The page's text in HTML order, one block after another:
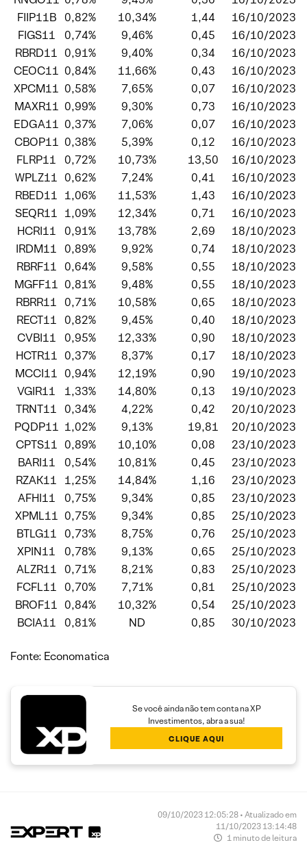
FIIP11B
0,82% 10,34% 1,44
16/10/2023
FIGS11
0,74% 9,46% 0,45
16/10/2023
RBRD11 0,91% 9,40% 0,34
16/10/2023
CEOC11 0,84% 11,66% 0,43
16/10/2023
XPCM11 0,58% 7,65% 0,07
16/10/2023
MAXR11 0,99% 9,30% 0,73
16/10/2023
EDGA11 0,37% 7,06% 0,07
16/10/2023
CBOP11 0,38% 5,39% 0,12
16/10/2023
FLRP11
0,72% 10,73% 13,50
16/10/2023
WPLZ11 0,62% 7,24% 0,41
16/10/2023
RBED11 1,06% 11,53% 1,43
16/10/2023
SEQR11 1,09% 12,34% 0,71
16/10/2023
HCRI11
0,91% 13,78% 2,69
18/10/2023
IRDM11
0,89% 9,92% 0,74
18/10/2023
RBRF11
0,64% 9,58% 0,55
18/10/2023
MGFF11 0,81% 9,48% 0,55
18/10/2023
RBRR11
0,71% 10,58% 0,65
18/10/2023
RECT11
0,82% 9,45% 0,40
18/10/2023
CVBI11
0,95% 12,33% 0,90
18/10/2023
HCTR11 0,37% 8,37% 0,17
18/10/2023
MCCI11 0,94% 12,19% 0,90
19/10/2023
VGIR11
1,33% 14,80% 0,13
19/10/2023
TRNT11
0,34% 4,22% 0,42
20/10/2023
PQDP11 1,02% 9,13% 19,81
20/10/2023
CPTS11 0,89% 10,10% 0,08
23/10/2023
BARI11
0,54% 10,81% 0,45
23/10/2023
RZAK11
1,25% 14,84% 1,16
23/10/2023
AFHI11
0,75% 9,34% 0,85
23/10/2023
XPML11 0,75% 9,34% 0,85
25/10/2023
BTLG11
0,73% 8,75% 0,76
25/10/2023
XPIN11
0,78% 9,13% 0,65
25/10/2023
ALZR11
0,71% 8,21% 0,83
25/10/2023
FCFL11
0,70% 7,71% 0,81
25/10/2023
BROF11 0,84% 10,32% 0,54
25/10/2023
BCIA11
0,81% ND 0,85 30/10/2023
Fonte: Economatica
Se você ainda não tem conta na XP
Investimentos, abra a sua!
CLIQUE AQUI
09/10/2023 12:05:28 • Atualizado em
11/10/2023 13:14:48
1 minuto de leitura